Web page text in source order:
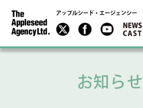
アップルシード・エージェンシー
お知らせ